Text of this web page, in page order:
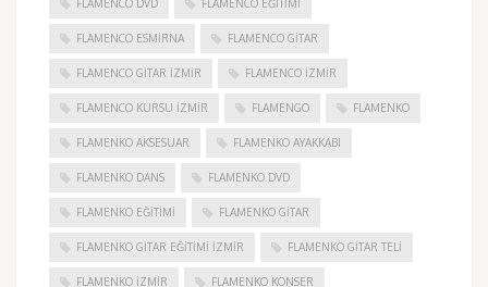
FLAMENCO DVD FLAMENCO EĞITIMI
FLAMENCO ESMIRNA FLAMENCO GITAR
FLAMENCO GITAR İZMIR FLAMENCO IZMIR
FLAMENCO KURSU İZMIR FLAMENGO FLAMENKO
FLAMENKO AKSESUAR FLAMENKO AYAKKABI
FLAMENKO DANS FLAMENKO DVD
FLAMENKO EĞITIMI FLAMENKO GITAR
FLAMENKO GITAR EĞITIMI İZMIR FLAMENKO GITAR TELI
FLAMENKO IZMIR FLAMENKO KONSER